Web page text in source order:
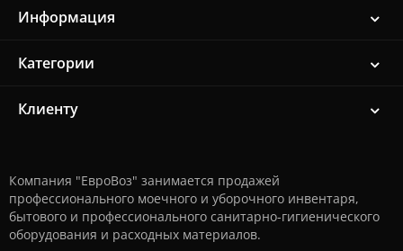
Информация
Категории
Клиенту
Компания "ЕвроВоз" занимается продажей
профессионального моечного и уборочного инвентаря,
бытового и профессионального санитарно-гигиенического
оборудования и расходных материалов.